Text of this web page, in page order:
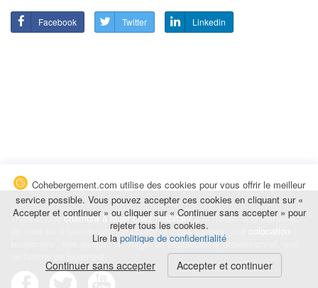
Facebook Twitter Linkedin
Trouvez unechambre à louer chez l'habitantà la nuitée, à la semaine,
au mois ou à l'année pour de courts et longs séjours, une
temporaire : des études, un stage, un déplacement professionnel, une
Cohebergement.com utilise des cookies pour vous offrir le meilleur
service possible. Vous pouvez accepter ces cookies en cliquant sur «
Accepter et continuer » ou cliquer sur « Continuer sans accepter » pour
rejeter tous les cookies.
Lire la politique de confidentialité
Continuer sans accepter Accepter et continuer